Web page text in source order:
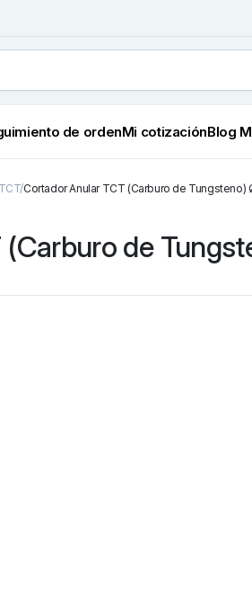
de ordenMi cotizaciónBlog
Cortador Anular TCT (Carburo de
de